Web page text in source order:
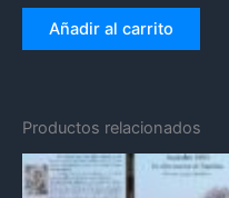
Añadir al carrito
Productos relacionados